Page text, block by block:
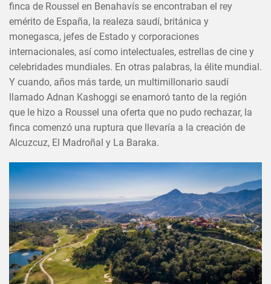
finca de Roussel en Benahavís se encontraban el rey
emérito de España, la realeza saudí, británica y
monegasca, jefes de Estado y corporaciones
internacionales, así como intelectuales, estrellas de cine y
celebridades mundiales. En otras palabras, la élite mundial.
Y cuando, años más tarde, un multimillonario saudí
llamado Adnan Kashoggi se enamoró tanto de la región
que le hizo a Roussel una oferta que no pudo rechazar, la
finca comenzó una ruptura que llevaría a la creación de
Alcuzcuz, El Madroñal y La Baraka.